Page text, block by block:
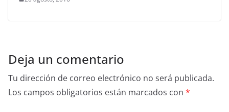
Deja un comentario
Tu dirección de correo electrónico no será publicada.
Los campos obligatorios están marcados con *